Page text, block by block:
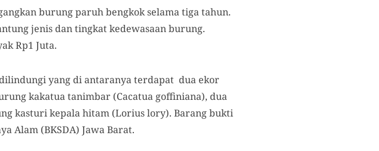
burung paruh bengkok selama tiga tahun.
jenis dan tingkat kedewasaan burung.
Rp1 Juta.
yang di antaranya terdapat dua ekor
kakatua tanimbar (Cacatua goffiniana), dua
kasturi kepala hitam (Lorius lory). Barang bukti
Alam (BKSDA) Jawa Barat.